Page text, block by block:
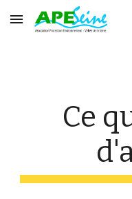
Skip to main content
Ce